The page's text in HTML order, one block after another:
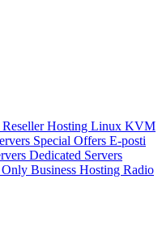
Hosting Linux KVM
Special Offers E-posti
Dedicated Servers
Business Hosting Radio